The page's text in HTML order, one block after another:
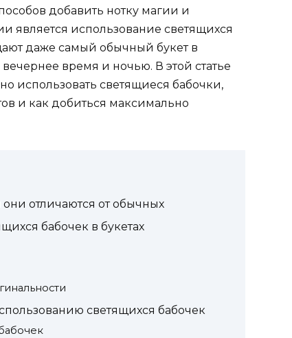
добавить нотку магии и
является использование светящихся
даже самый обычный букет в
время и ночью. В этой статье
использовать светящиеся бабочки,
и как добиться максимально
отличаются от обычных
бабочек в букетах
светящихся бабочек